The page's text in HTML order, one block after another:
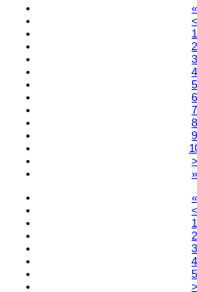
«
<
1
2
3
4
5
6
7
8
9
>
»
«
<
1
2
3
4
5
>